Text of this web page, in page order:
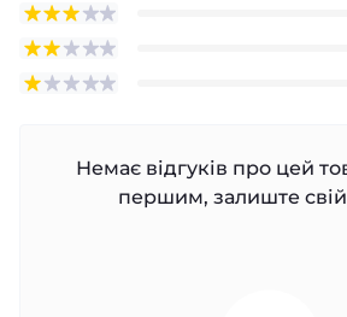
Немає відгуків про цей
першим, залиште свій